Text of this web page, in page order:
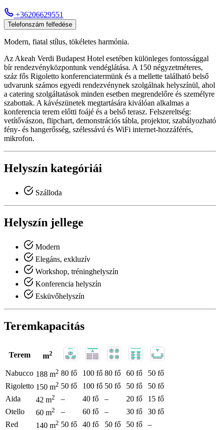
+36206629551
Telefonszám felfedése
Modern, fiatal stílus, tökéletes harmónia.
Az Akeah Verdi Budapest Hotel esetében különleges fontossággal
bír rendezvényközpontunk vendéglátása. A 150 négyzetméteres,
száz fős Rigoletto konferenciatermünk és a mellette található belső
udvarunk számos egyedi rendezvénynek szolgálnak helyszínül, ahol
a catering szolgáltatások minden esetben megrendelőre és személyre
szabottak. A kávészünetek megtartására kiválóan alkalmas a
konferencia terem előtti foájé és a belső terasz. Felszereltség:
vetítővászon, flipchart, demonstrációs tábla, projektor, szabályozható
fény- és hangerősség, szélessávú és WiFi internet-hozzáférés,
mikrofon.
Helyszín kategóriái
Szálloda
Helyszín jellege
Modern
Elegáns, exkluzív
Workshop, tréninghelyszín
Konferencia helyszín
Esküvőhelyszín
Teremkapacitás
Terem m2
Nabucco 188 m2 80 fő 100 fő 80 fő 60 fő
50 fő
Rigoletto 150 m2 50 fő 100 fő 50 fő 50 fő
50 fő
Aida
42 m2 – 40 fő – 20 fő
15 fő
Otello
60 m2 – 60 fő – 30 fő
30 fő
Red
140 m2 50 fő 40 fő 50 fő 50 fő –